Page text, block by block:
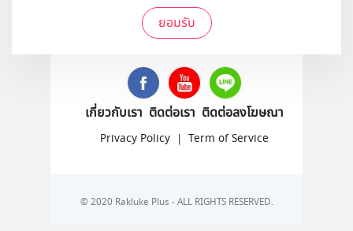
ยอมรับ
ติดตามเราได้ที่
เกี่ยวกับเรา ติดต่อเรา ติดต่อลงโฆษณา
Privacy Policy | Term of Service
© 2020 Rakluke Plus - ALL RIGHTS RESERVED.